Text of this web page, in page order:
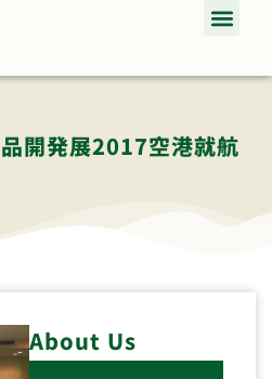
開発展2017空港就航
About Us